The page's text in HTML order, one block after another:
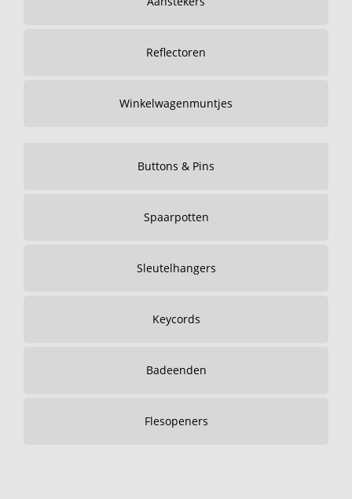
Reflectoren
Winkelwagenmuntjes
Buttons & Pins
Spaarpotten
Sleutelhangers
Keycords
Badeenden
Flesopeners